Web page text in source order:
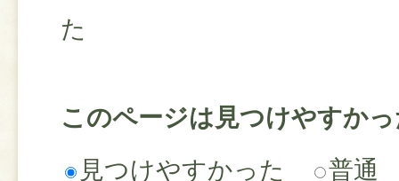
た
このページは見つけやすか
見つけやすかった
普通